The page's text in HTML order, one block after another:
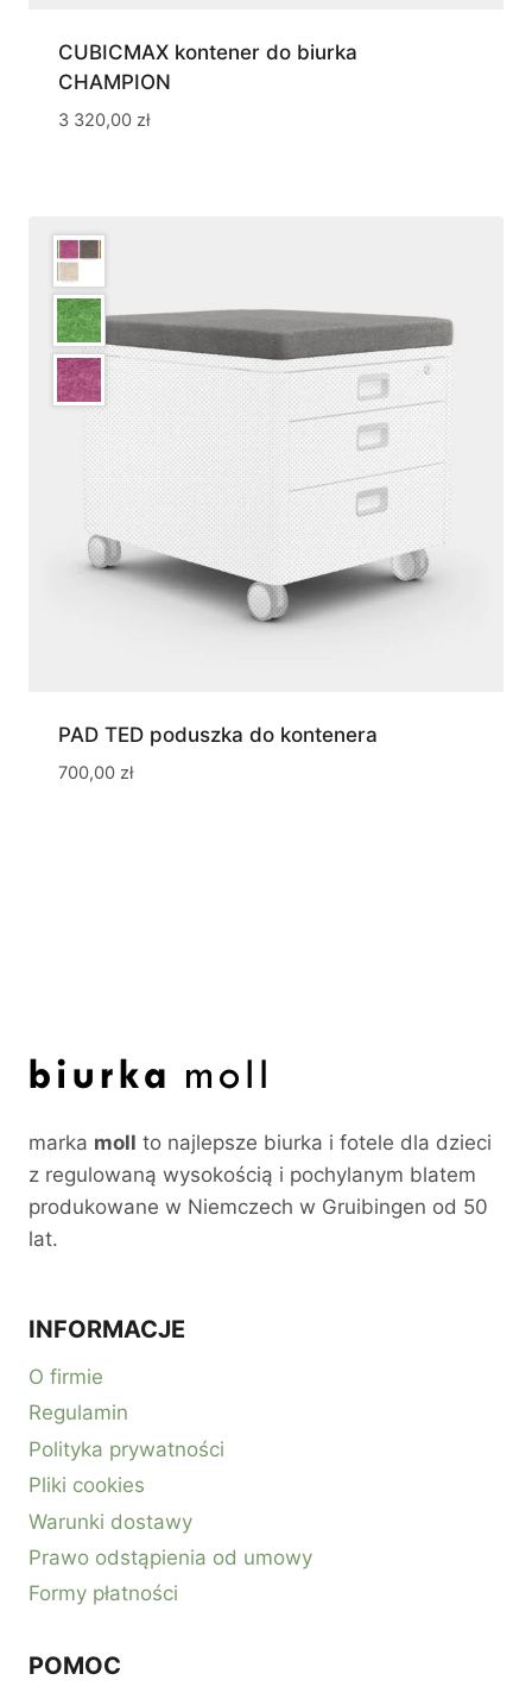
CUBICMAX kontener do biurka
CHAMPION
3 320,00 zł
PAD TED poduszka do kontenera
700,00 zł
marka moll to najlepsze biurka i fotele dla dzieci
z regulowaną wysokością i pochylanym blatem
produkowane w Niemczech w Gruibingen od 50
lat.
INFORMACJE
O firmie
Regulamin
Polityka prywatności
Pliki cookies
Warunki dostawy
Prawo odstąpienia od umowy
Formy płatności
POMOC